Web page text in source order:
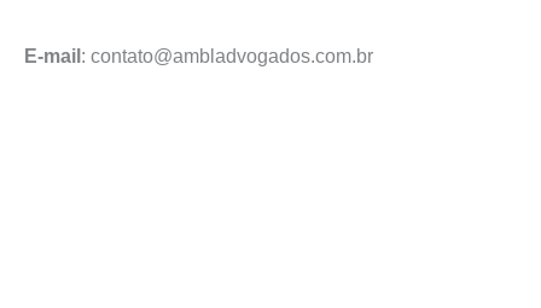
E-mail : contato@ambladvogados.com.br